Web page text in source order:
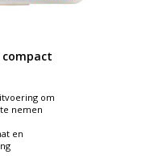
om
nemen
en